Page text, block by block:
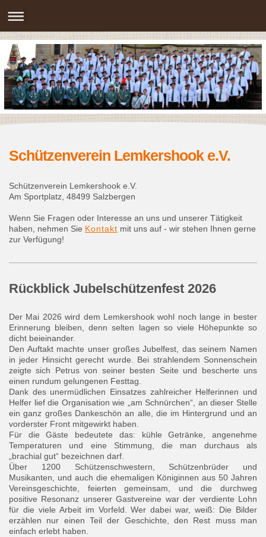
Schützenverein Lemkershook e.V.
Schützenverein Lemkershook e.V.
Am Sportplatz, 48499 Salzbergen
Wenn Sie Fragen oder Interesse an uns und unserer Tätigkeit
haben, nehmen Sie Kontakt mit uns auf - wir stehen Ihnen gerne
zur Verfügung!
Rückblick Jubelschützenfest 2026
Der Mai 2026 wird dem Lemkershook wohl noch lange in bester
Erinnerung bleiben, denn selten lagen so viele Höhepunkte so
dicht beieinander.
Den Auftakt machte unser großes Jubelfest, das seinem Namen
in jeder Hinsicht gerecht wurde. Bei strahlendem Sonnenschein
zeigte sich Petrus von seiner besten Seite und bescherte uns
einen rundum gelungenen Festtag.
Dank des unermüdlichen Einsatzes zahlreicher Helferinnen und
Helfer lief die Organisation wie „am Schnürchen“, an dieser Stelle
ein ganz großes Dankeschön an alle, die im Hintergrund und an
vorderster Front mitgewirkt haben.
Für die Gäste bedeutete das: kühle Getränke, angenehme
Temperaturen und eine Stimmung, die man durchaus als
„brachial gut“ bezeichnen darf.
Über 1200 Schützenschwestern, Schützenbrüder und
Musikanten, und auch die ehemaligen Königinnen aus 50 Jahren
Vereinsgeschichte, feierten gemeinsam, und die durchweg
positive Resonanz unserer Gastvereine war der verdiente Lohn
für die viele Arbeit im Vorfeld. Wer dabei war, weiß: Die Bilder
erzählen nur einen Teil der Geschichte, den Rest muss man
einfach erlebt haben.